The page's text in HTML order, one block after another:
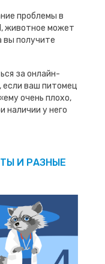
проблемы в
животное может
вы получите
за онлайн-
если ваш питомец
очень плохо,
наличии у него
И РАЗНЫЕ